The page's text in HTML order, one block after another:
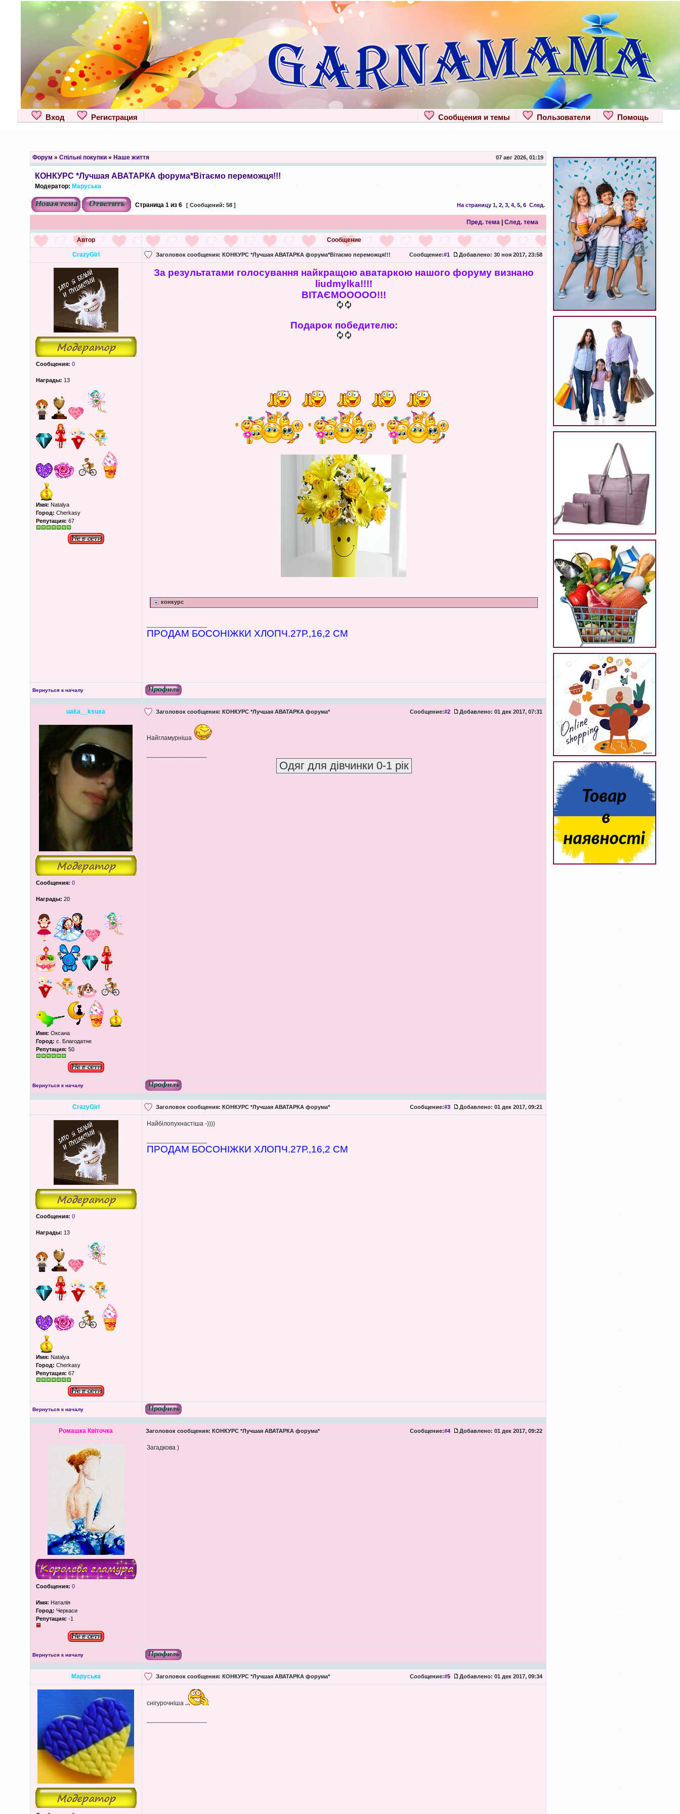
Вход Регистрация Помощь
Пользователи
Сообщения и темы
Форум » Спільні покупки» Наше життя 07 авг 2026, 01:19
КОНКУРС *Лучшая АВАТАРКА форума*Вітаємо переможця!!!
Модератор: Маруська
Страница 1из 6 [ Сообщений: 58 ] На страницу 1, 2, 3, 4, 5, 6 След.
Пред. тема| След. тема
Автор Сообщение
CrazyGirl Заголовок сообщения: КОНКУРС *Лучшая АВАТАРКА форума*Вітаємо переможця!!! Сообщение:#1 Добавлено: 30 ноя 2017, 23:58
Сообщения: 0
Награды: 13
Имя: Natalya
Город: Cherkasy
Репутация: 67
За результатами голосування найкращою аватаркою нашого форуму визнано
liudmylka!!!!
ВІТАЄМООООО!!!
Подарок победителю:
конкурс
ПРОДАМ БОСОНІЖКИ ХЛОПЧ.27Р.,16,2 СМ
Вернуться к началу
uaka__ksuxa Заголовок сообщения: КОНКУРС *Лучшая АВАТАРКА форума* Сообщение:#2 Добавлено: 01 дек 2017, 07:31
Сообщения: 0
Награды: 20
Имя: Оксана
Город: с. Благодатне
Репутация: 50
Найгламурніша
Вернуться к началу
CrazyGirl Заголовок сообщения: КОНКУРС *Лучшая АВАТАРКА форума* Сообщение:#3 Добавлено: 01 дек 2017, 09:21
Сообщения: 0
Награды: 13
Имя: Natalya
Город: Cherkasy
Репутация: 67
Найбілопухнастіша -))))
ПРОДАМ БОСОНІЖКИ ХЛОПЧ.27Р.,16,2 СМ
Вернуться к началу
Ромашка Квіточка Заголовок сообщения: КОНКУРС *Лучшая АВАТАРКА форума* Сообщение:#4 Добавлено: 01 дек 2017, 09:22
Сообщения: 0
Имя: Наталія
Город: Черкаси
Репутация: -1
Загадкова )
Вернуться к началу
Маруська Заголовок сообщения: КОНКУРС *Лучшая АВАТАРКА форума* Сообщение:#5 Добавлено: 01 дек 2017, 09:34
снігурочніша